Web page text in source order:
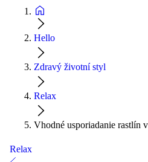
Hello
Zdravý životní styl
Relax
Vhodné usporiadanie rastlín
Relax